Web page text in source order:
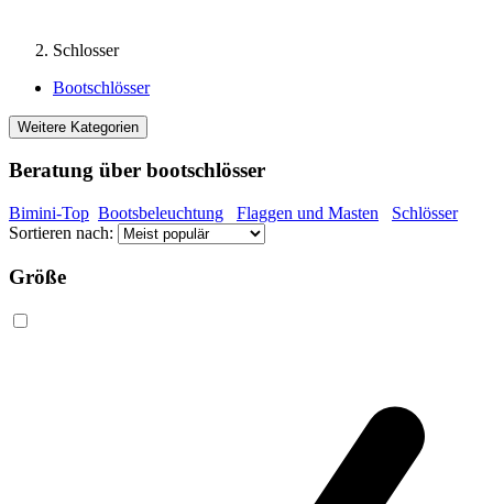
Schlosser
Bootschlösser
Weitere Kategorien
Beratung über bootschlösser
Bimini-Top Bootsbeleuchtung Flaggen und Masten
Schlösser
Sortieren nach:
Größe